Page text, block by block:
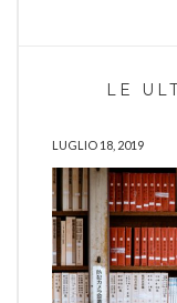
LE
LUGLIO 18, 2019